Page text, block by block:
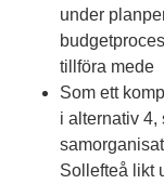
under
tillföra mede
Som ett
i alternativ 4,
Sollefteå likt